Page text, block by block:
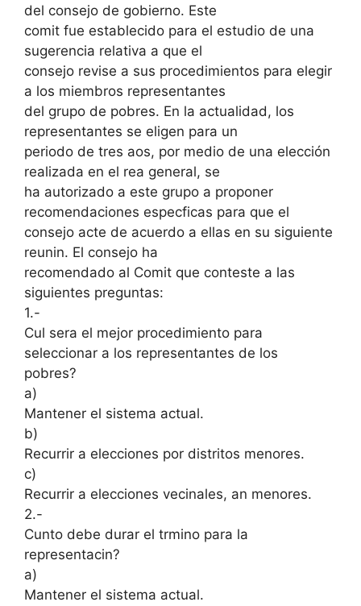
del consejo de gobierno. Este
comit fue establecido para el estudio de una
sugerencia relativa a que el
consejo revise a sus procedimientos para elegir
a los miembros representantes
del grupo de pobres. En la actualidad, los
representantes se eligen para un
periodo de tres aos, por medio de una elección
realizada en el rea general, se
ha autorizado a este grupo a proponer
recomendaciones especficas para que el
consejo acte de acuerdo a ellas en su siguiente
reunin. El consejo ha
recomendado al Comit que conteste a las
siguientes preguntas:
1.-
Cul sera el mejor procedimiento para
seleccionar a los representantes de los
pobres?
a)
Mantener el sistema actual.
b)
Recurrir a elecciones por distritos menores.
c)
Recurrir a elecciones vecinales, an menores.
2.-
Cunto debe durar el trmino para la
representacin?
a)
Mantener el sistema actual.